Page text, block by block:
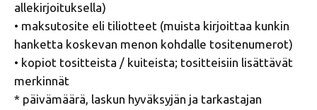
allekirjoituksella)
• maksutosite eli tiliotteet (muista kirjoittaa kunkin
hanketta koskevan menon kohdalle tositenumerot)
• kopiot tositteista / kuiteista; tositteisiin lisättävät
merkinnät
* päivämäärä, laskun hyväksyjän ja tarkastajan